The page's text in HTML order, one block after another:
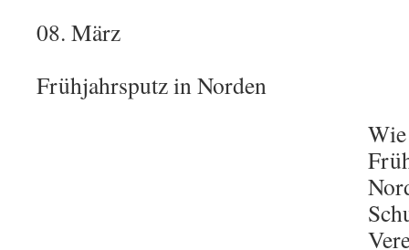
08. März
Frühjahrsputz in Norden